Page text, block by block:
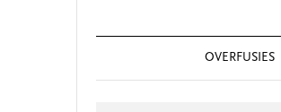
OVERFUSIES